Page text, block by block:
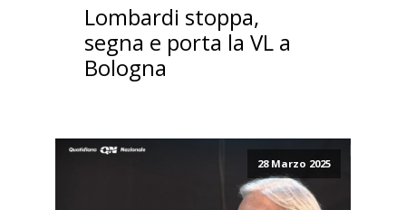
Lombardi stoppa,
segna e porta la VL a
Bologna
28 Marzo 2025